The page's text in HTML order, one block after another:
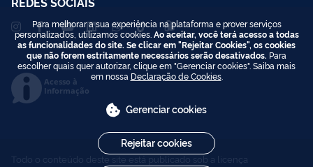
Acesso à
Informação
Todo o conteúdo deste site está publicado sob a licença
Para melhorar a sua experiência na plataforma e prover serviços
personalizados, utilizamos cookies. Ao aceitar, você terá acesso a todas
as funcionalidades do site. Se clicar em "Rejeitar Cookies", os cookies
que não forem estritamente necessários serão desativados. Para
escolher quais quer autorizar, clique em "Gerenciar cookies". Saiba mais
em nossa Declaração de Cookies.
Gerenciar cookies
Rejeitar cookies